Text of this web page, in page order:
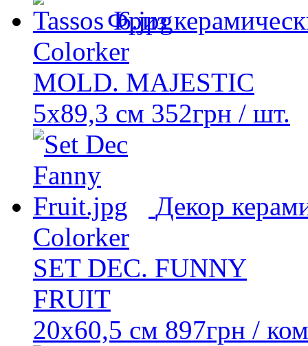
Фриз
Colorker
MOLD. MAJESTIC
5x89,3 см 352грн / шт.
Декор
Colorker
SET DEC. FUNNY
FRUIT
20x60,5 см 897грн /